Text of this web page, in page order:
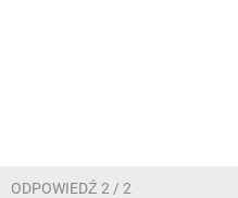
ODPOWIEDŹ 2 / 2